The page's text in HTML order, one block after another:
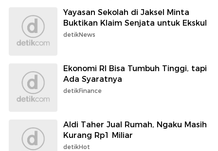
Yayasan Sekolah di Jaksel Minta
Buktikan Klaim Senjata untuk Ekskul
detikNews
Ekonomi RI Bisa Tumbuh Tinggi, tapi
Ada Syaratnya
detikFinance
Aldi Taher Jual Rumah, Ngaku Masih
Kurang Rp1 Miliar
detikHot